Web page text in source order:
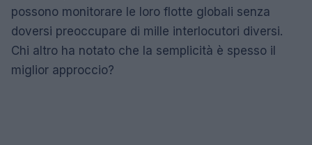
possono monitorare le loro flotte globali senza
doversi preoccupare di mille interlocutori diversi.
Chi altro ha notato che la semplicità è spesso il
miglior approccio?